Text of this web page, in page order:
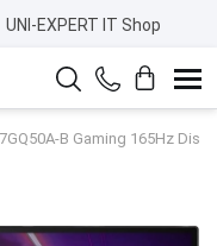
UNI-EXPERT IT Shop
B Gaming 165Hz